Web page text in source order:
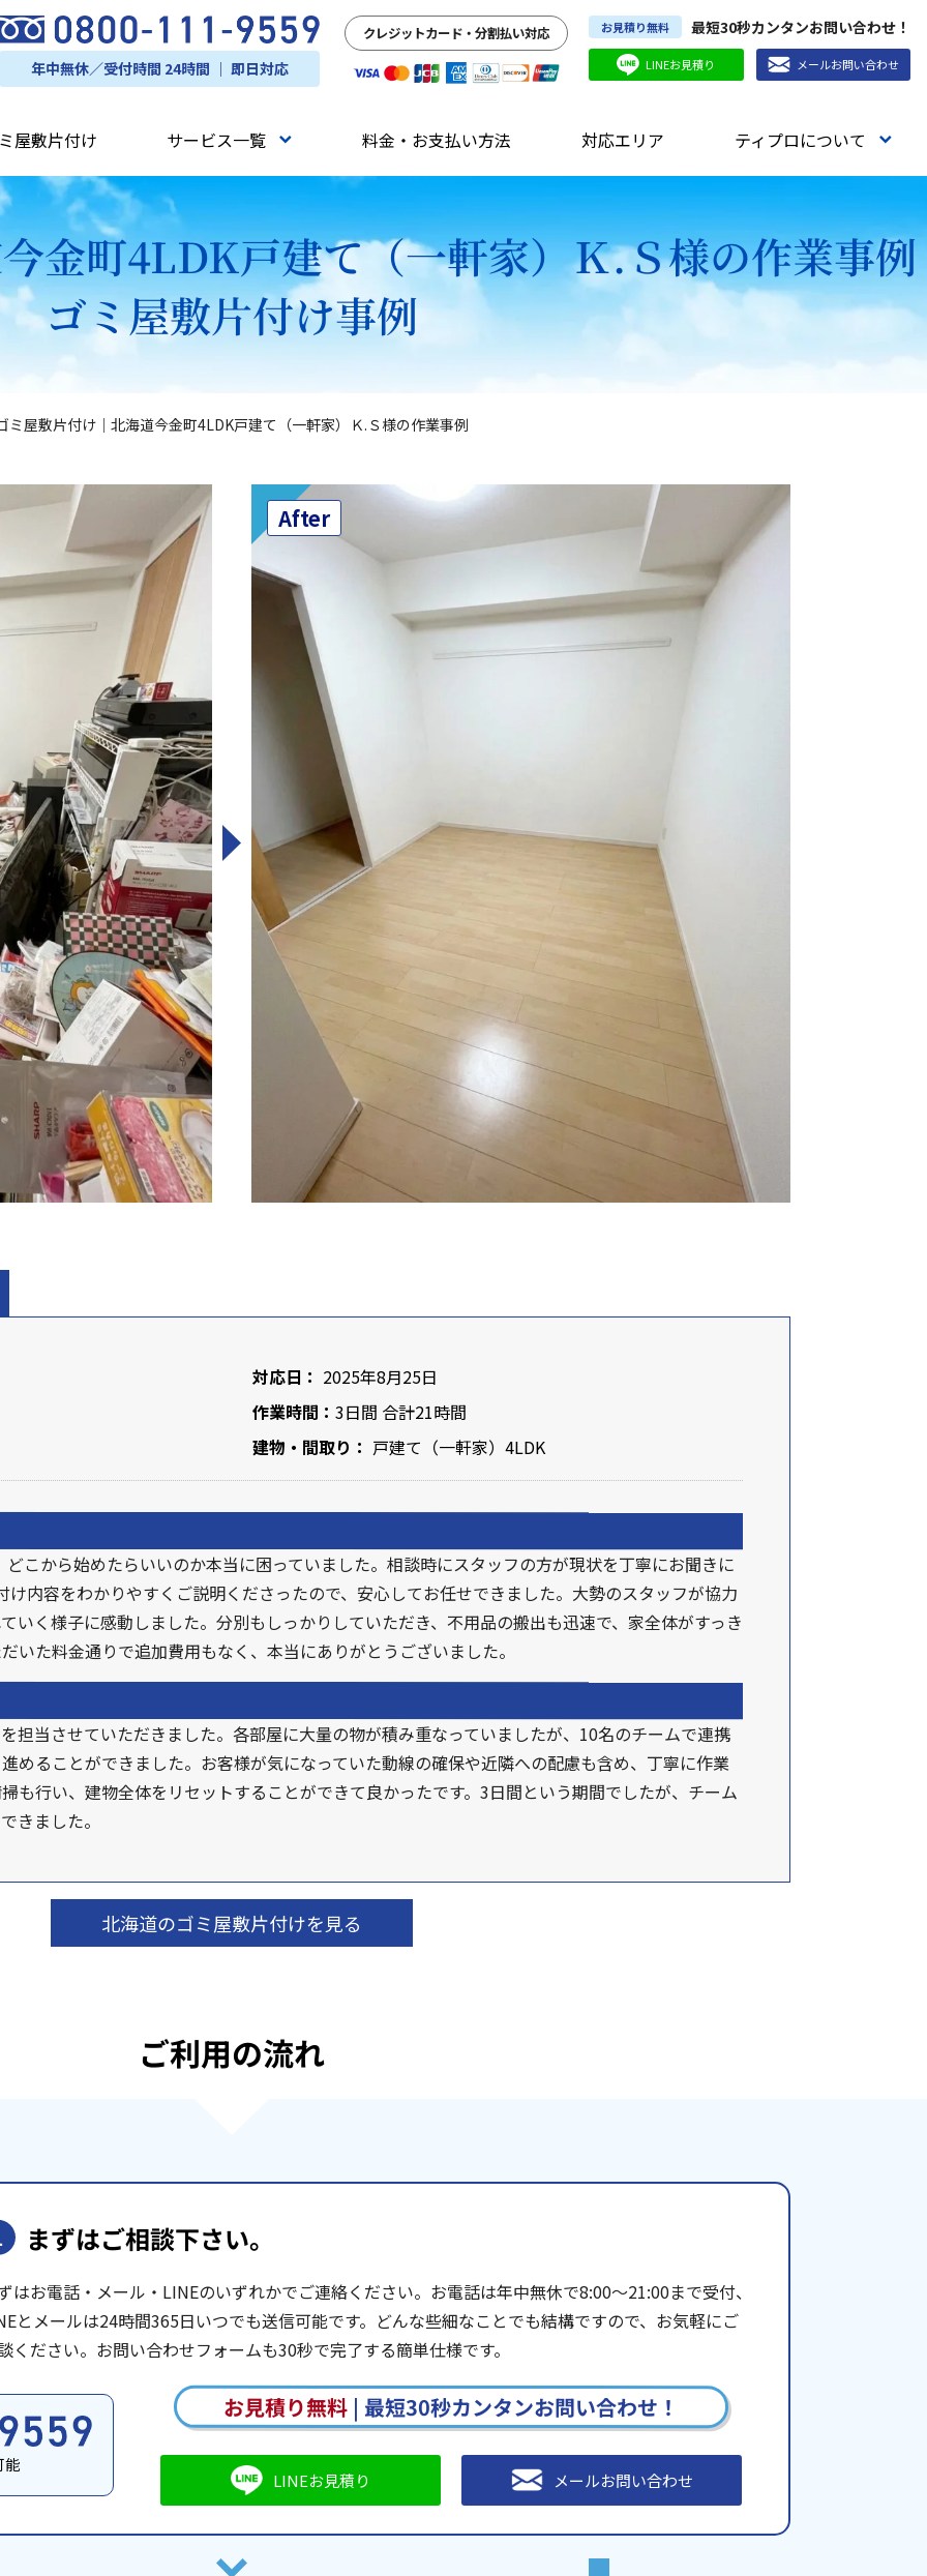
年中無休／受付時間 24時間 ｜ 即日対応
クレジットカード・分割払い対応 お見積り無料 最短30秒カンタンお問い合わせ！
LINEお見積り メールお問い合わせ
屋敷片付け サービス一覧 料金・お支払い方法 対応エリア ティプロについて
金町4LDK戸建て（一軒家）Ｋ.Ｓ様の作業事例
ゴミ屋敷片付け事例
ミ屋敷片付け｜北海道今金町4LDK戸建て（一軒家）Ｋ.Ｓ様の作業事例
After
対応日： 2025年8月25日
作業時間： 3日間 合計21時間
建物・間取り： 戸建て（一軒家）4LDK
こから始めたらいいのか本当に困っていました。相談時にスタッフの方が現状を丁寧にお聞きに
内容をわかりやすくご説明くださったので、安心してお任せできました。大勢のスタッフが協力
いく様子に感動しました。分別もしっかりしていただき、不用品の搬出も迅速で、家全体がすっき
いた料金通りで追加費用もなく、本当にありがとうございました。
担当させていただきました。各部屋に大量の物が積み重なっていましたが、10名のチームで連携
めることができました。お客様が気になっていた動線の確保や近隣への配慮も含め、丁寧に作業
も行い、建物全体をリセットすることができて良かったです。3日間という期間でしたが、チーム
きました。
北海道のゴミ屋敷片付けを見る
ご利用の流れ
まずはご相談下さい。
はお電話・メール・LINEのいずれかでご連絡ください。お電話は年中無休で8:00〜21:00まで受付、
とメールは24時間365日いつでも送信可能です。どんな些細なことでも結構ですので、お気軽にご
ください。お問い合わせフォームも30秒で完了する簡単仕様です。
能
お見積り無料| 最短30秒カンタンお問い合わせ！
LINEお見積り メールお問い合わせ